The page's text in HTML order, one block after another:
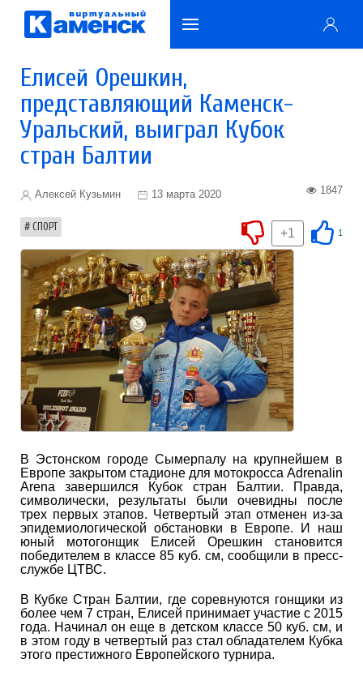
Елисей Орешкин,
представляющий Каменск-
Уральский, выиграл Кубок
стран Балтии
Алексей Кузьмин 13 марта 2020 1847
СПОРТ 1
+1
В Эстонском городе Сымерпалу на крупнейшем в
Европе закрытом стадионе для мотокросса Adrenalin
Arena завершился Кубок стран Балтии. Правда,
символически, результаты были очевидны после
трех первых этапов. Четвертый этап отменен из-за
эпидемиологической обстановки в Европе. И наш
юный мотогонщик Елисей Орешкин становится
победителем в классе 85 куб. см, сообщили в пресс-
службе ЦТВС.
В Кубке Стран Балтии, где соревнуются гонщики из
более чем 7 стран, Елисей принимает участие с 2015
года. Начинал он еще в детском классе 50 куб. см, и
в этом году в четвертый раз стал обладателем Кубка
этого престижного Европейского турнира.